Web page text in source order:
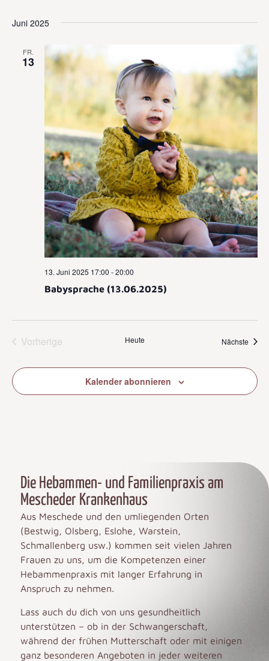
Juni 2025
FR.
13
Babysprache (13.06.2025)
13. Juni 2025 17:00 -20:00
VorherigeVeranstaltungenHeute Nächste
Kalender abonnieren
Die Hebammen- und Familienpraxis am
Mescheder Krankenhaus
Aus Meschede und den umliegenden Orten
(Bestwig, Olsberg, Eslohe, Warstein,
Schmallenberg usw.) kommen seit vielen Jahren
Frauen zu uns, um die Kompetenzen einer
Hebammenpraxis mit langer Erfahrung in
Anspruch zu nehmen.
Lass auch du dich von uns gesundheitlich
unterstützen – ob in der Schwangerschaft,
während der frühen Mutterschaft oder mit einigen
ganz besonderen Angeboten in jeder weiteren